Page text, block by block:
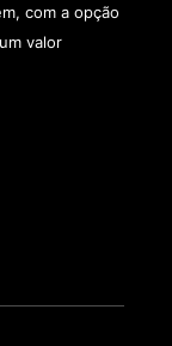
com a opção
valor